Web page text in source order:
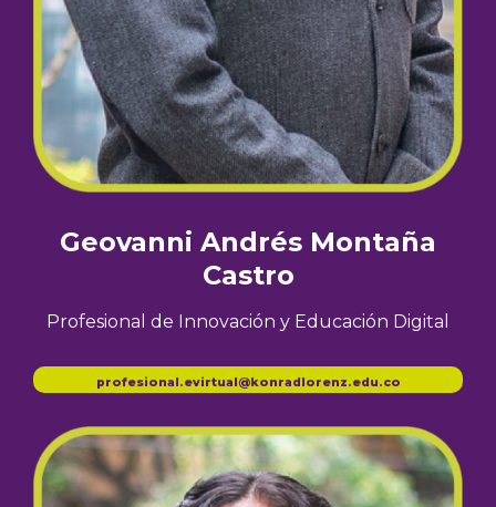
Geovanni Andrés Montaña
Castro
Profesional de Innovación y Educación Digital
profesional.evirtual@konradlorenz.edu.co